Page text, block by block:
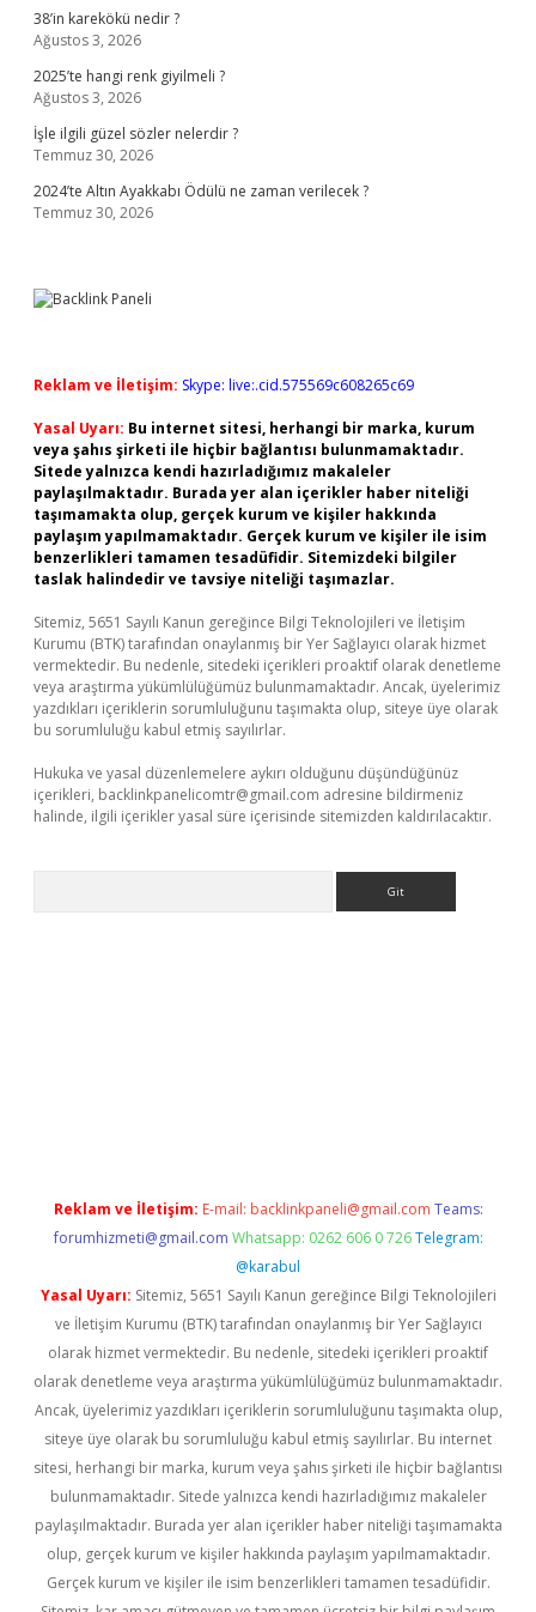
38’in karekökü nedir ?
Ağustos 3, 2026
2025’te hangi renk giyilmeli ?
Ağustos 3, 2026
İşle ilgili güzel sözler nelerdir ?
Temmuz 30, 2026
2024’te Altın Ayakkabı Ödülü ne zaman verilecek ?
Temmuz 30, 2026
Reklam ve İletişim: Skype: live:.cid.575569c608265c69
Yasal Uyarı: Bu internet sitesi, herhangi bir marka, kurum
veya şahıs şirketi ile hiçbir bağlantısı bulunmamaktadır.
Sitede yalnızca kendi hazırladığımız makaleler
paylaşılmaktadır. Burada yer alan içerikler haber niteliği
taşımamakta olup, gerçek kurum ve kişiler hakkında
paylaşım yapılmamaktadır. Gerçek kurum ve kişiler ile isim
benzerlikleri tamamen tesadüfidir. Sitemizdeki bilgiler
taslak halindedir ve tavsiye niteliği taşımazlar.
Sitemiz, 5651 Sayılı Kanun gereğince Bilgi Teknolojileri ve İletişim
Kurumu (BTK) tarafından onaylanmış bir Yer Sağlayıcı olarak hizmet
vermektedir. Bu nedenle, sitedeki içerikleri proaktif olarak denetleme
veya araştırma yükümlülüğümüz bulunmamaktadır. Ancak, üyelerimiz
yazdıkları içeriklerin sorumluluğunu taşımakta olup, siteye üye olarak
bu sorumluluğu kabul etmiş sayılırlar.
Hukuka ve yasal düzenlemelere aykırı olduğunu düşündüğünüz
içerikleri, backlinkpanelicomtr@gmail.com adresine bildirmeniz
halinde, ilgili içerikler yasal süre içerisinde sitemizden kaldırılacaktır.
Reklam ve İletişim: E-mail: backlinkpaneli@gmail.com Teams:
forumhizmeti@gmail.com Whatsapp: 0262 606 0 726 Telegram:
@karabul
Yasal Uyarı: Sitemiz, 5651 Sayılı Kanun gereğince Bilgi Teknolojileri
ve İletişim Kurumu (BTK) tarafından onaylanmış bir Yer Sağlayıcı
olarak hizmet vermektedir. Bu nedenle, sitedeki içerikleri proaktif
olarak denetleme veya araştırma yükümlülüğümüz bulunmamaktadır.
Ancak, üyelerimiz yazdıkları içeriklerin sorumluluğunu taşımakta olup,
siteye üye olarak bu sorumluluğu kabul etmiş sayılırlar. Bu internet
sitesi, herhangi bir marka, kurum veya şahıs şirketi ile hiçbir bağlantısı
bulunmamaktadır. Sitede yalnızca kendi hazırladığımız makaleler
paylaşılmaktadır. Burada yer alan içerikler haber niteliği taşımamakta
olup, gerçek kurum ve kişiler hakkında paylaşım yapılmamaktadır.
Gerçek kurum ve kişiler ile isim benzerlikleri tamamen tesadüfidir.